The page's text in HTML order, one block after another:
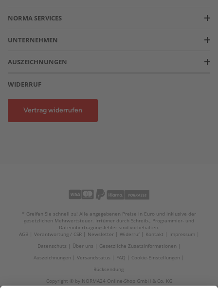
NORMA SERVICES
UNTERNEHMEN
AUSZEICHNUNGEN
WIDERRUF
Vertrag widerrufen
* Greifen Sie schnell zu! Alle angegebenen Preise in Euro und inklusive der
gesetzlichen Mehrwertsteuer. Irrtümer durch Schreib-, Programmier- und
Datenübertragungsfehler sind vorbehalten.
AGB
Verantwortung / CSR Newsletter Widerruf Kontakt
Impressum
Datenschutz
Über uns
Gesetzliche Zusatzinformationen
Auszeichnungen
Versandstatus FAQ
Cookie-Einstellungen
Rücksendung
Copyright © by NORMA24 Online-Shop GmbH & Co. KG